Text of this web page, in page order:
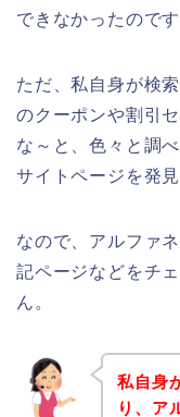
できなかったのです
ただ、私自身が検
のクーポンや割引
な～と、色々と調
サイトページを発
なので、アルファ
記ページなどをチ
ん。
私自身
り、ア